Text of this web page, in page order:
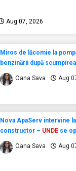
Aug 07, 2026
Miros de lăcomie la
benzinării după
Oana Sava Aug
Nova ApaServ intervine
constructor – UNDEse
Oana Sava Aug